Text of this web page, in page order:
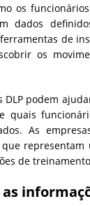
os
dados
de
os
DLP podem
quais
As
representam
de